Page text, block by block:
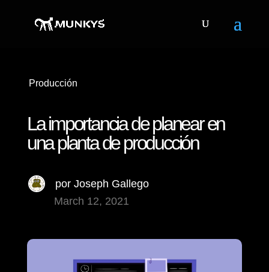
Producción
La importancia de planear en
una planta de producción
por Joseph Gallego
March 12, 2021